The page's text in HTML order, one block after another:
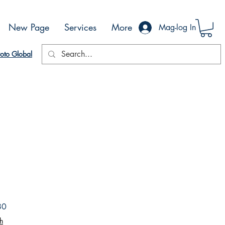
New Page Services More Mag-log In
Global
Sale